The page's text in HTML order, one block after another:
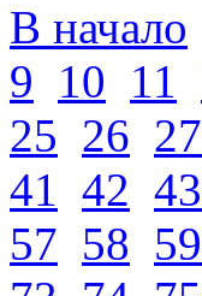
В начало
9 10 11
25 26 27
41 42 43
57 58 59